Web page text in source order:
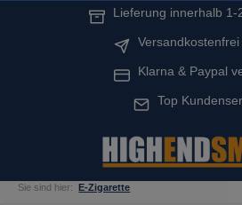
Lieferung innerhalb 1-
Klarna & Paypal
Top
Sie sind hier: E-Zigarette